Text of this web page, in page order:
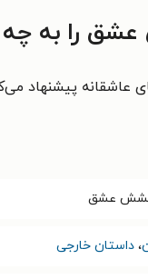
را به
عاشقانه پیشنهاد
عشق
، داستان خارجی